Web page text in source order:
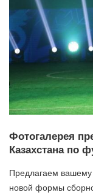
Фотогалерея
Казахстана по
Предлагаем
новой формы